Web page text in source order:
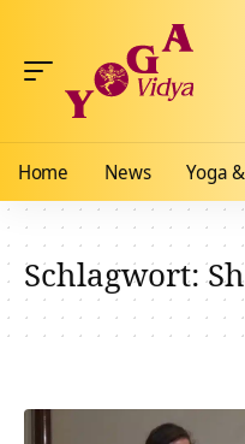
Home News Yoga
Schlagwort: